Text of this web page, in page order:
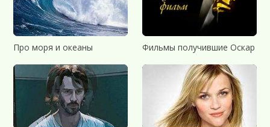
Про моря и океаны Фильмы получившие Оскар